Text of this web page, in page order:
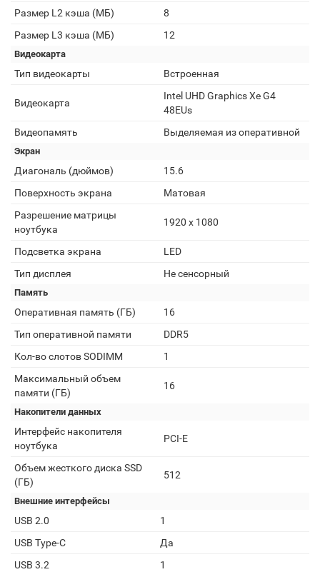
Размер L2 кэша (МБ)
8
Размер L3 кэша (МБ)
12
Видеокарта
Тип видеокарты Встроенная
Видеокарта
Intel UHD Graphics Xe G4
48EUs
Видеопамять
Выделяемая из оперативной
Экран
Диагональ (дюймов)
15.6
Поверхность экрана
Матовая
Разрешение матрицы
ноутбука
1920 x 1080
Подсветка экрана
LED
Тип дисплея
Не сенсорный
Память
Оперативная память (ГБ)
16
Тип оперативной памяти
DDR5
Кол-во слотов SODIMM
1
Максимальный объем
памяти (ГБ)
16
Накопители данных
Интерфейс накопителя
ноутбука
PCI-E
Объем жесткого диска SSD
(ГБ)
512
Внешние интерфейсы
USB 2.0
1
USB Type-C
Да
USB 3.2
1